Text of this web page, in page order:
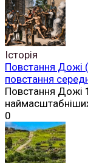
Історія
Повстання Дожі
повстання
Повстання Дожі
0